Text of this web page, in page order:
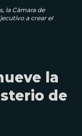
la Cámara de
a crear el
la
de